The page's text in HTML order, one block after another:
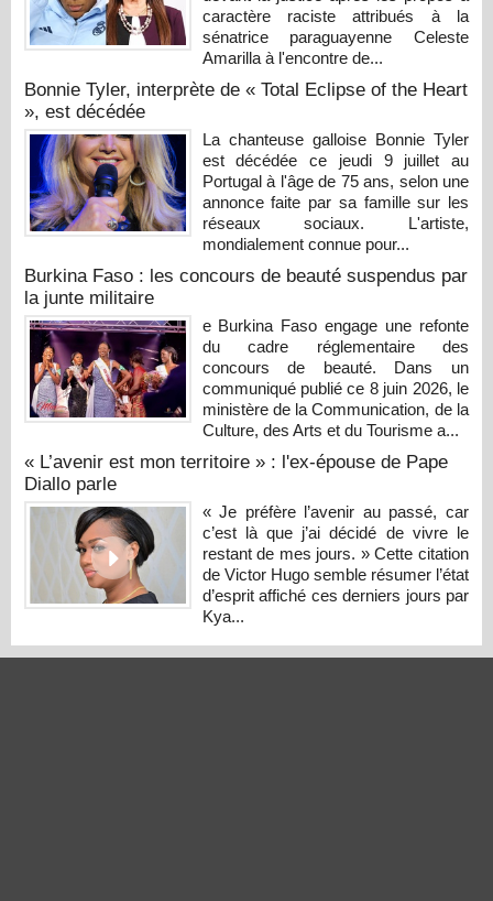
caractère raciste attribués à la
sénatrice paraguayenne Celeste
Amarilla à l'encontre de...
Bonnie Tyler, interprète de « Total Eclipse of the Heart
», est décédée
La chanteuse galloise Bonnie Tyler
est décédée ce jeudi 9 juillet au
Portugal à l'âge de 75 ans, selon une
annonce faite par sa famille sur les
réseaux sociaux. L'artiste,
mondialement connue pour...
Burkina Faso : les concours de beauté suspendus par
la junte militaire
e Burkina Faso engage une refonte
du cadre réglementaire des
concours de beauté. Dans un
communiqué publié ce 8 juin 2026, le
ministère de la Communication, de la
Culture, des Arts et du Tourisme a...
« L’avenir est mon territoire » : l'ex-épouse de Pape
Diallo parle
« Je préfère l’avenir au passé, car
c’est là que j’ai décidé de vivre le
restant de mes jours. » Cette citation
de Victor Hugo semble résumer l’état
d’esprit affiché ces derniers jours par
Kya...